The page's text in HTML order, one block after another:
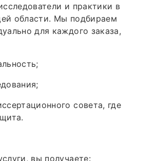
и практики в
области. Мы подбираем
для каждого заказа,
совета, где
вы получаете: